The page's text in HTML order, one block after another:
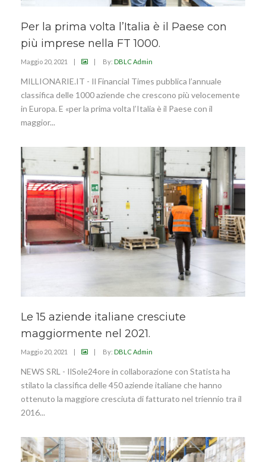
Per la prima volta l’Italia è il Paese con
più imprese nella FT 1000.
Maggio 20, 2021 | | By: DBLC Admin
MILLIONARIE.IT - Il Financial Times pubblica l’annuale
classifica delle 1000 aziende che crescono più velocemente
in Europa. E «per la prima volta l’Italia è il Paese con il
maggior...
Le 15 aziende italiane cresciute
maggiormente nel 2021.
Maggio 20, 2021 | | By: DBLC Admin
NEWS SRL - IlSole24ore in collaborazione con Statista ha
stilato la classifica delle 450 aziende italiane che hanno
ottenuto la maggiore cresciuta di fatturato nel triennio tra il
2016...